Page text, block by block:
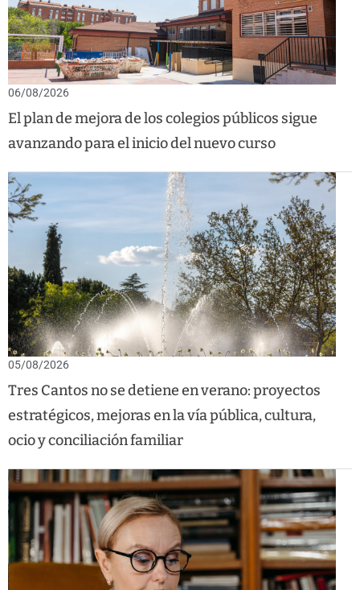
06/08/2026
El plan de mejora de los colegios públicos sigue
avanzando para el inicio del nuevo curso
05/08/2026
Tres Cantos no se detiene en verano: proyectos
estratégicos, mejoras en la vía pública, cultura,
ocio y conciliación familiar